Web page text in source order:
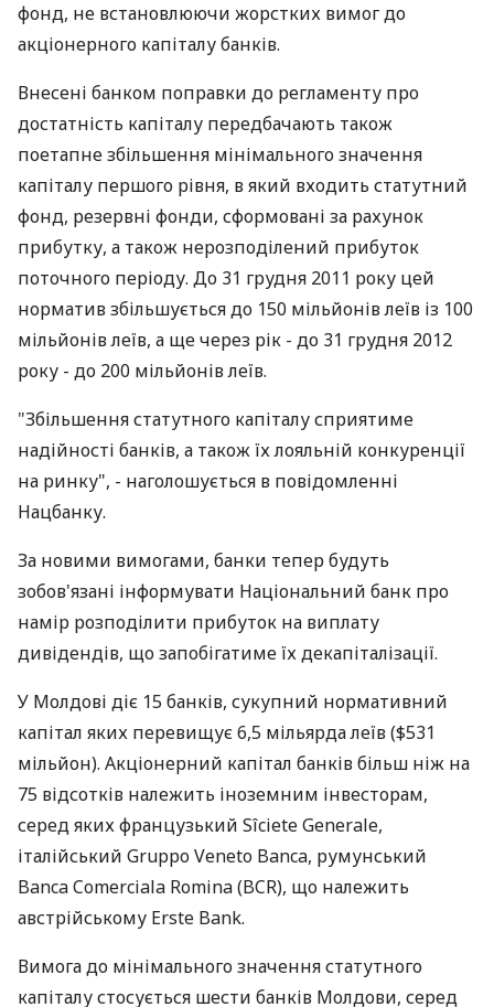
фонд, не встановлюючи жорстких вимог до
акціонерного капіталу банків.
Внесені банком поправки до регламенту про
достатність капіталу передбачають також
поетапне збільшення мінімального значення
капіталу першого рівня, в який входить статутний
фонд, резервні фонди, сформовані за рахунок
прибутку, а також нерозподілений прибуток
поточного періоду. До 31 грудня 2011 року цей
норматив збільшується до 150 мільйонів леїв із 100
мільйонів леїв, а ще через рік - до 31 грудня 2012
року - до 200 мільйонів леїв.
"Збільшення статутного капіталу сприятиме
надійності банків, а також їх лояльній конкуренції
на ринку", - наголошується в повідомленні
Нацбанку.
За новими вимогами, банки тепер будуть
зобов'язані інформувати Національний банк про
намір розподілити прибуток на виплату
дивідендів, що запобігатиме їх декапіталізації.
У Молдові діє 15 банків, сукупний нормативний
капітал яких перевищує 6,5 мільярда леїв ($531
мільйон). Акціонерний капітал банків більш ніж на
75 відсотків належить іноземним інвесторам,
серед яких французький Sîciete Generale,
італійський Gruppo Veneto Banca, румунський
Banca Comerciala Romina (BCR), що належить
австрійському Erste Bank.
Вимога до мінімального значення статутного
капіталу стосується шести банків Молдови, серед